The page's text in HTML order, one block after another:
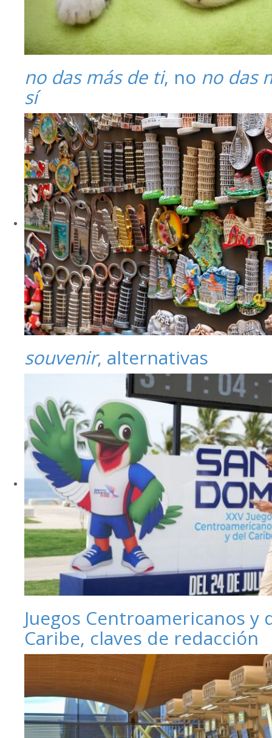
no das más de ti, no no das
sí
souvenir, alternativas
Juegos Centroamericanos y
Caribe, claves de redacción